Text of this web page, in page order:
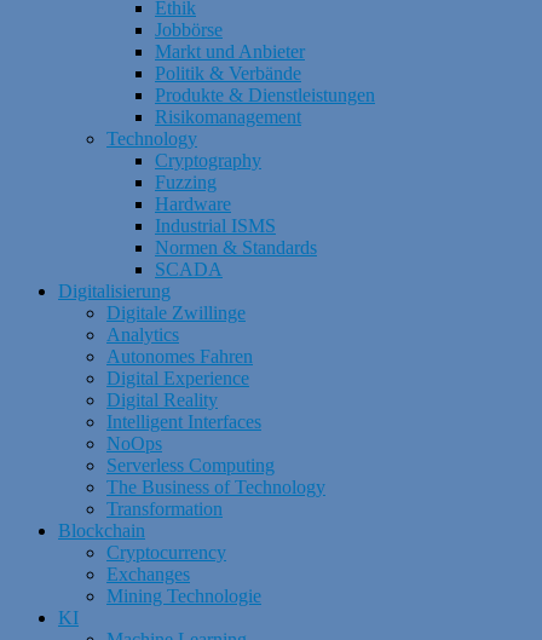
Ethik
Jobbörse
Markt und Anbieter
Politik & Verbände
Produkte & Dienstleistungen
Risikomanagement
Technology
Cryptography
Fuzzing
Hardware
Industrial ISMS
Normen & Standards
SCADA
Digitalisierung
Digitale Zwillinge
Analytics
Autonomes Fahren
Digital Experience
Digital Reality
Intelligent Interfaces
NoOps
Serverless Computing
The Business of Technology
Transformation
Blockchain
Cryptocurrency
Exchanges
Mining Technologie
KI